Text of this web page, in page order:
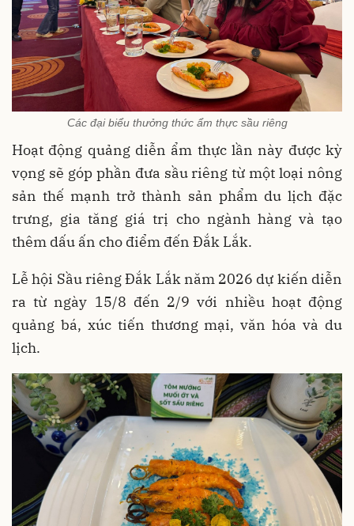
Các đại biểu thưởng thức ẩm thực sầu riêng
Hoạt động quảng diễn ẩm thực lần này được kỳ
vọng sẽ góp phần đưa sầu riêng từ một loại nông
sản thế mạnh trở thành sản phẩm du lịch đặc
trưng, gia tăng giá trị cho ngành hàng và tạo
thêm dấu ấn cho điểm đến Đắk Lắk.
Lễ hội Sầu riêng Đắk Lắk năm 2026 dự kiến diễn
ra từ ngày 15/8 đến 2/9 với nhiều hoạt động
quảng bá, xúc tiến thương mại, văn hóa và du
lịch.